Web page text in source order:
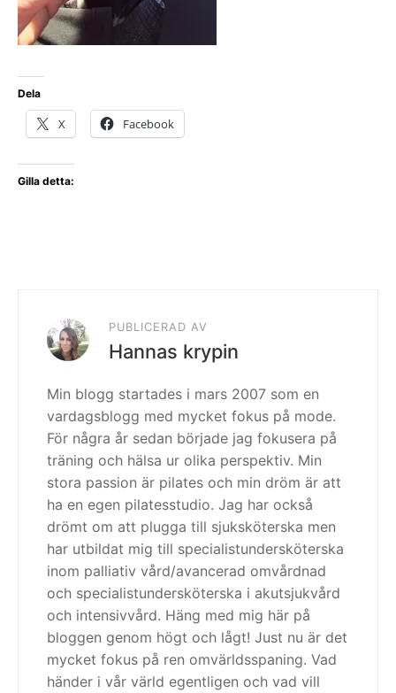
Dela
X Facebook
Gilla detta:
PUBLICERAD AV
Hannas krypin
Min blogg startades i mars 2007 som en
vardagsblogg med mycket fokus på mode.
För några år sedan började jag fokusera på
träning och hälsa ur olika perspektiv. Min
stora passion är pilates och min dröm är att
ha en egen pilatesstudio. Jag har också
drömt om att plugga till sjuksköterska men
har utbildat mig till specialistundersköterska
inom palliativ vård/avancerad omvårdnad
och specialistundersköterska i akutsjukvård
och intensivvård. Häng med mig här på
bloggen genom högt och lågt! Just nu är det
mycket fokus på ren omvärldsspaning. Vad
händer i vår värld egentligen och vad vill